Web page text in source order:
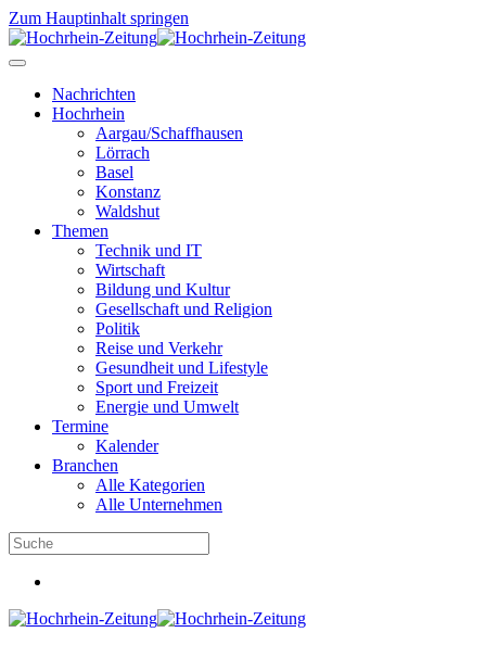
Zum Hauptinhalt springen
Nachrichten
Hochrhein
Aargau/Schaffhausen
Lörrach
Basel
Konstanz
Waldshut
Themen
Technik und IT
Wirtschaft
Bildung und Kultur
Gesellschaft und Religion
Politik
Reise und Verkehr
Gesundheit und Lifestyle
Sport und Freizeit
Energie und Umwelt
Termine
Kalender
Branchen
Alle Kategorien
Alle Unternehmen